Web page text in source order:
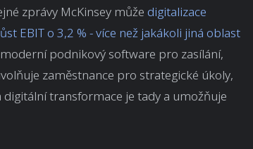
zprávy McKinsey může digitalizace
EBIT o 3,2 % - více než jakákoli jiná oblast
podnikový software pro zasílání,
zaměstnance pro strategické úkoly,
digitální transformace je tady a umožňuje